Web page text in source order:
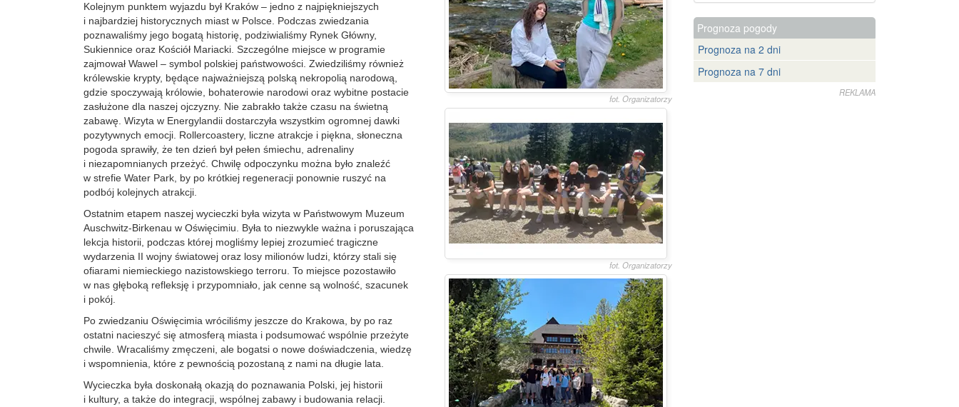
Kolejnym punktem wyjazdu był Kraków – jedno z najpiękniejszych
i najbardziej historycznych miast w Polsce. Podczas zwiedzania
poznawaliśmy jego bogatą historię, podziwialiśmy Rynek Główny,
Sukiennice oraz Kościół Mariacki. Szczególne miejsce w programie
zajmował Wawel – symbol polskiej państwowości. Zwiedziliśmy również
królewskie krypty, będące najważniejszą polską nekropolią narodową,
gdzie spoczywają królowie, bohaterowie narodowi oraz wybitne postacie
zasłużone dla naszej ojczyzny. Nie zabrakło także czasu na świetną
zabawę. Wizyta w Energylandii dostarczyła wszystkim ogromnej dawki
pozytywnych emocji. Rollercoastery, liczne atrakcje i piękna, słoneczna
pogoda sprawiły, że ten dzień był pełen śmiechu, adrenaliny
i niezapomnianych przeżyć. Chwilę odpoczynku można było znaleźć
w strefie Water Park, by po krótkiej regeneracji ponownie ruszyć na
podbój kolejnych atrakcji.
Ostatnim etapem naszej wycieczki była wizyta w Państwowym Muzeum
Auschwitz-Birkenau w Oświęcimiu. Była to niezwykle ważna i poruszająca
lekcja historii, podczas której mogliśmy lepiej zrozumieć tragiczne
wydarzenia II wojny światowej oraz losy milionów ludzi, którzy stali się
ofiarami niemieckiego nazistowskiego terroru. To miejsce pozostawiło
w nas głęboką refleksję i przypomniało, jak cenne są wolność, szacunek
i pokój.
Po zwiedzaniu Oświęcimia wróciliśmy jeszcze do Krakowa, by po raz
ostatni nacieszyć się atmosferą miasta i podsumować wspólnie przeżyte
chwile. Wracaliśmy zmęczeni, ale bogatsi o nowe doświadczenia, wiedzę
i wspomnienia, które z pewnością pozostaną z nami na długie lata.
Wycieczka była doskonałą okazją do poznawania Polski, jej historii
i kultury, a także do integracji, wspólnej zabawy i budowania relacji.
fot. Organizatorzy
fot. Organizatorzy
Prognoza pogody
Prognoza na 2 dni
Prognoza na 7 dni
REKLAMA